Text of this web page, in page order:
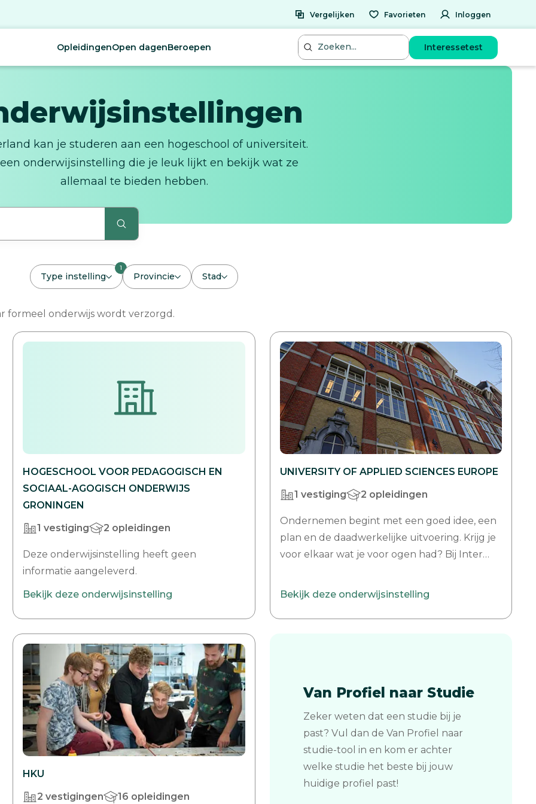
Vergelijken Favorieten Inloggen
OpleidingenOpen dagenBeroepen Interessetest
kan je studeren aan een hogeschool of universiteit.
onderwijsinstelling die je leuk lijkt en bekijk wat ze
allemaal te bieden hebben.
Type instelling
1
Provincie Stad
formeel onderwijs wordt verzorgd.
HOGESCHOOL VOOR PEDAGOGISCH EN
SOCIAAL-AGOGISCH ONDERWIJS
GRONINGEN
1 vestiging
2 opleidingen
Deze onderwijsinstelling heeft geen
informatie aangeleverd.
Bekijk deze onderwijsinstelling
UNIVERSITY OF APPLIED SCIENCES EUROPE
1 vestiging
2 opleidingen
Ondernemen begint met een goed idee, een
plan en de daadwerkelijke uitvoering. Krijg je
voor elkaar wat je voor ogen had? Bij Inter
businessplannen, ontwikkel je
overnames. Elk aspect van een onderneming
Bedrijfskunde stoomt je klaar om je eigen
We besteden extra aandacht aan
bedrijfsovernames en opvolging binnen de
familie. Natuurlijk kun je ook aan de slag als
leidinggevende binnen een bestaande
onderneming. Internationaal erkend diploma
Bekijk deze onderwijsinstelling
HKU
2 vestigingen
16 opleidingen
Van Profiel naar Studie
Zeker weten dat een studie bij je
past? Vul dan de Van Profiel naar
studie-tool in en kom er achter
welke studie het beste bij jouw
huidige profiel past!